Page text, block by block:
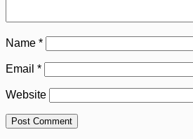
Name *
Email *
Website